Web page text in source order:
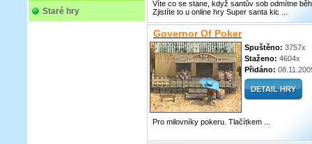
Staré hry
Víte co se stane, když santův sob odmítne
Zjistíte to u online hry Super santa kic ...
Governor Of Poker
Spuštěno: 3757x
Staženo: 4604x
Přidáno:
Pro milovníky pokeru. Tlačítkem ...